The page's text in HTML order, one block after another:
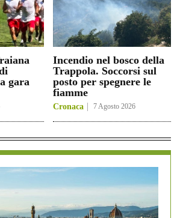
gara
Incendio nel bosco della
Trappola. Soccorsi sul
posto per spegnere le
fiamme
Cronaca 7 Agosto 2026